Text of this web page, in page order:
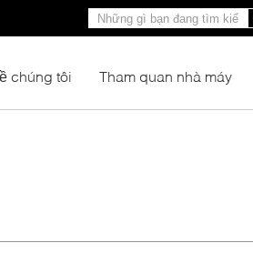
chúng tôi Tham quan nhà máy